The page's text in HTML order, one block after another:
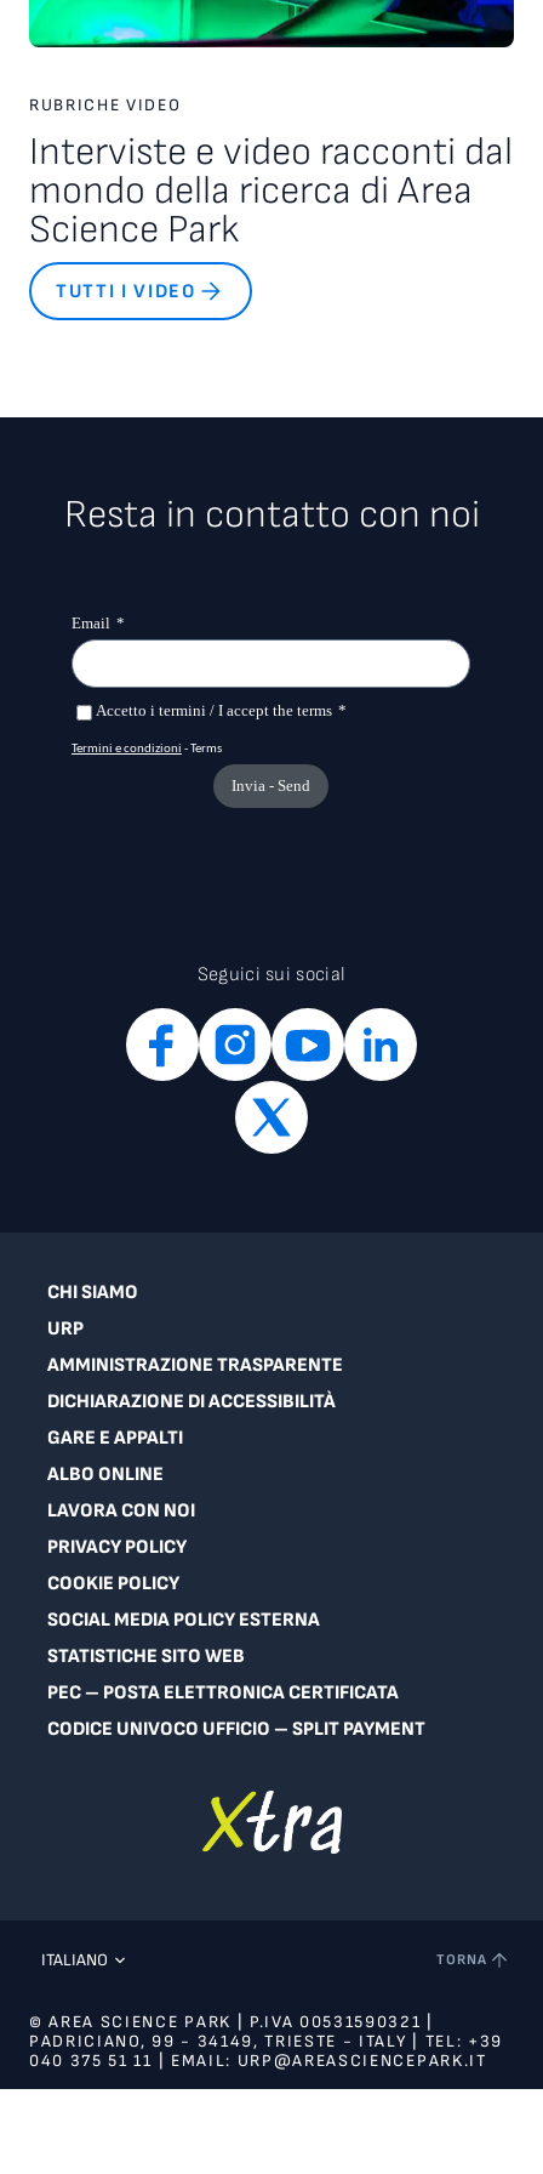
RUBRICHE VIDEO
Interviste e video racconti dal
mondo della ricerca di Area
Science Park
TUTTI I VIDEO
Resta in contatto con noi
Seguici sui social
CHI SIAMO
URP
AMMINISTRAZIONE TRASPARENTE
DICHIARAZIONE DI ACCESSIBILITÀ
GARE E APPALTI
ALBO ONLINE
LAVORA CON NOI
PRIVACY POLICY
COOKIE POLICY
SOCIAL MEDIA POLICY ESTERNA
STATISTICHE SITO WEB
PEC – POSTA ELETTRONICA CERTIFICATA
CODICE UNIVOCO UFFICIO – SPLIT PAYMENT
ITALIANO TORNA
© AREA SCIENCE PARK | P.IVA 00531590321 |
PADRICIANO, 99 - 34149, TRIESTE - ITALY | TEL: +39
040 375 51 11 | EMAIL: URP@AREASCIENCEPARK.IT